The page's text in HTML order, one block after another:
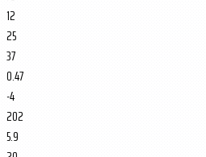
12
25
37
0.47
-4
202
5.9